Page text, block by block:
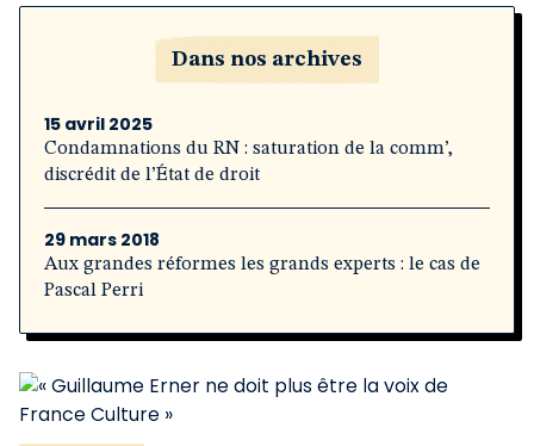
Dans nos archives
15 avril 2025
Condamnations du RN : saturation de la comm’,
discrédit de l’État de droit
29 mars 2018
Aux grandes réformes les grands experts : le cas de
Pascal Perri